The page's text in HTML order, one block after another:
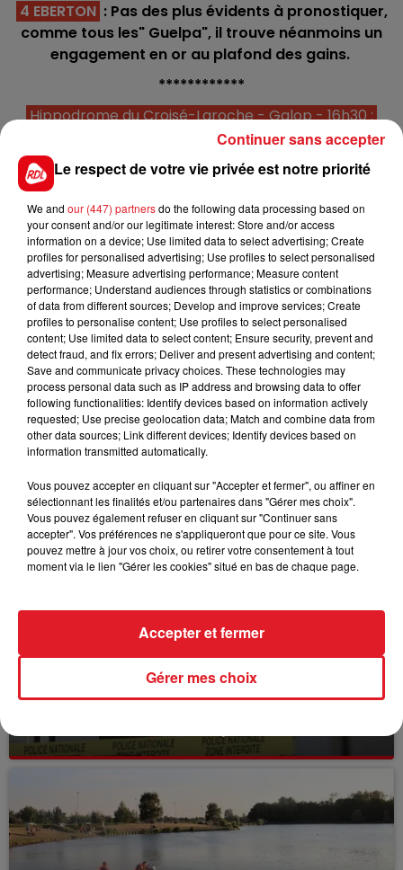
4 EBERTON : Pas des plus évidents à pronostiquer,
comme tous les" Guelpa", il trouve néanmoins un
engagement en or au plafond des gains.
************
Hippodrome du Croisé-Laroche - Galop - 16h30 :
C1 : 5 - 3 - 1 - 4
C2 : 2 - 8 - 7 - 10 - 5
C4 : 12 - 14 - 6 - 10 - 4 - 2 (quarté+)
C5 : 6 - 1 - 3 - 2 - 5
C6 : 3 - 2 - 4 - 9 - 7
C7 : 5 - 1 - 8 - 4
C8 : 2 - 3 - 1
La sélection de la réunion : 412 GRACE OF CLIFFS -
506 MARIE TREZY - 705 ROMANELLO
Le jockey à suivre : Melle . A.MOLINS
FILS D'ACTUS
BÉTHUNE: ENQUÊTE POUR HOMICIDE
Selon les premiers éléments, le logement servait
Le respect de votre vie privée est notre priorité
We and our (447) partnersdo the following data processing based on
your consent and/or our legitimate interest: Store and/or access
information on a device; Use limited data to select advertising; Create
profiles for personalised advertising; Use profiles to select personalised
advertising; Measure advertising performance; Measure content
performance; Understand audiences through statistics or combinations
of data from different sources; Develop and improve services; Create
profiles to personalise content; Use profiles to select personalised
content; Use limited data to select content; Ensure security, prevent and
detect fraud, and fix errors; Deliver and present advertising and content;
Save and communicate privacy choices. These technologies may
process personal data such as IP address and browsing data to offer
following functionalities: Identify devices based on information actively
requested; Use precise geolocation data; Match and combine data from
other data sources; Link different devices; Identify devices based on
information transmitted automatically.
Vous pouvez accepter en cliquant sur "Accepter et fermer", ou affiner en
sélectionnant les finalités et/ou partenaires dans "Gérer mes choix".
Vous pouvez également refuser en cliquant sur "Continuer sans
accepter". Vos préférences ne s'appliqueront que pour ce site. Vous
pouvez mettre à jour vos choix, ou retirer votre consentement à tout
moment via le lien "Gérer les cookies" situé en bas de chaque page.
Gérer mes choix
Accepter et fermer
Continuer sans accepter